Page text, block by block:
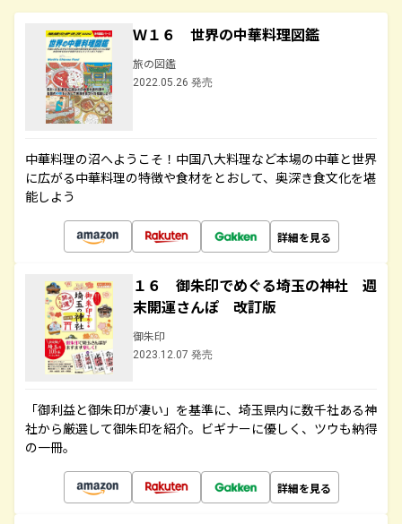
Ｗ１６ 世界の中華料理図鑑
旅の図鑑
2022.05.26 発売
中華料理の沼へようこそ！中国八大料理など本場の中華と世界
に広がる中華料理の特徴や食材をとおして、奥深き食文化を堪
能しよう
詳細を見る
１６ 御朱印でめぐる埼玉の神社 週
末開運さんぽ 改訂版
御朱印
2023.12.07 発売
「御利益と御朱印が凄い」を基準に、埼玉県内に数千社ある神
社から厳選して御朱印を紹介。ビギナーに優しく、ツウも納得
の一冊。
詳細を見る